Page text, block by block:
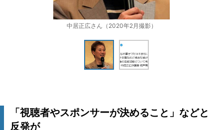
中居正広さん（2020年2月撮影）
「視聴者やスポンサーが決めること」などと
反発が